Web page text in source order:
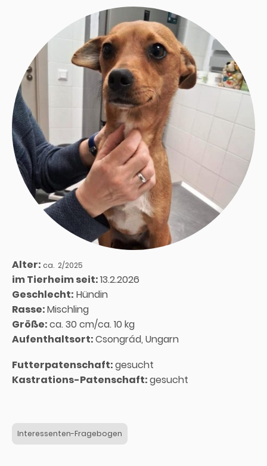
Alter: ca. 2/2025
im Tierheim seit:13.2.2026
Geschlecht: Hündin
Rasse:Mischling
Größe:ca. 30 cm/ca. 10 kg
Aufenthaltsort:Csongrád, Ungarn
Futterpatenschaft:gesucht
Kastrations-Patenschaft:gesucht
Interessenten-Fragebogen